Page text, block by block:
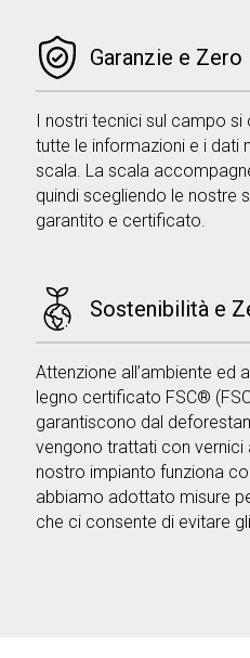
Garanzie e Zero
I nostri tecnici sul campo
tutte le informazioni e i dati
scala. La scala
quindi scegliendo le nostre
garantito e certificato.
Sostenibilità e
Attenzione all’ambiente ed
legno certificato FSC®
garantiscono dal
vengono trattati con vernici
nostro impianto funziona
abbiamo adottato misure
che ci consente di evitare